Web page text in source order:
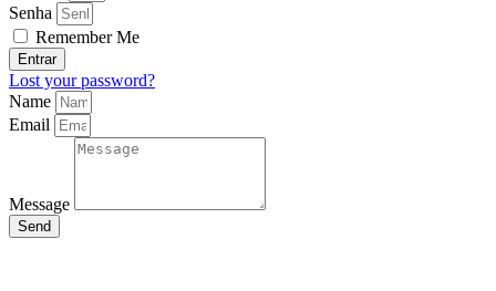
Senha
Remember Me
Entrar
Lost your password?
Name
Email
Message
Send